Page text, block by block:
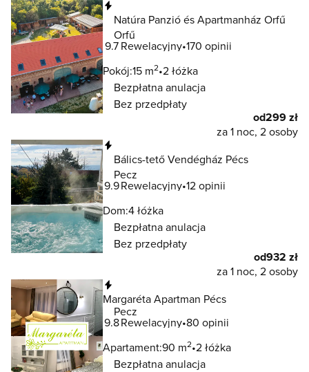
Natúra Panzió és Apartmanház Orfű
Orfű
9.7Rewelacyjny 170 opinii
Pokój:15 m2 2 łóżka
Bezpłatna anulacja
Bez przedpłaty
od299 zł
za 1 noc, 2 osoby
Bálics-tető Vendégház Pécs
Pecz
9.9Rewelacyjny 12 opinii
Dom:4 łóżka
Bezpłatna anulacja
Bez przedpłaty
od932 zł
za 1 noc, 2 osoby
Margaréta Apartman Pécs
Pecz
9.8Rewelacyjny 80 opinii
Apartament:90 m2 2 łóżka
Bezpłatna anulacja